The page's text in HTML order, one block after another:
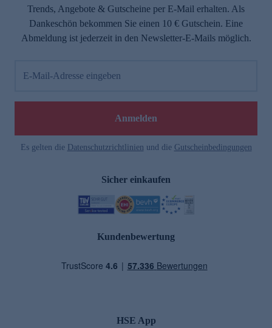
Trends, Angebote & Gutscheine per E-Mail erhalten. Als
Dankeschön bekommen Sie einen 10 € Gutschein. Eine
Abmeldung ist jederzeit in den Newsletter-E-Mails möglich.
E-Mail-Adresse eingeben
Anmelden
Es gelten die Datenschutzrichtlinien und die Gutscheinbedingungen
Sicher einkaufen
Kundenbewertung
HSE App